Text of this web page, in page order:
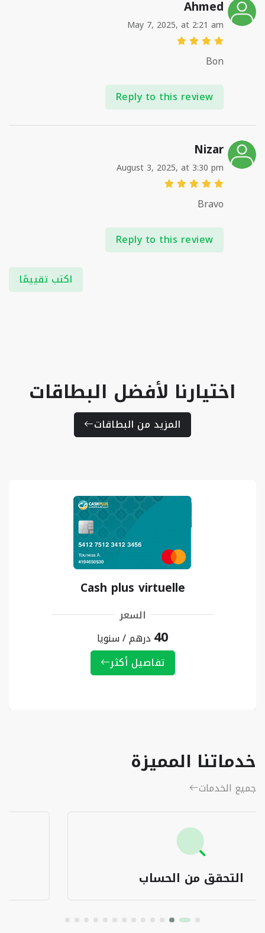
Ahmed
May 7, 2025, at 2:21 am
Bon
Reply to this review
Nizar
August 3, 2025, at 3:30 pm
Bravo
Reply to this review
اكتب تقييمًا
اختيارنا لأفضل البطاقات
المزيد من البطاقات
Cash plus virtuelle
السعر
40 درهم / سنويا
تفاصيل أكثر
خدماتنا المميزة
جميع الخدمات
أمر بتحويل مالي